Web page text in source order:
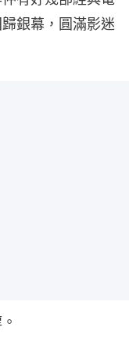
銀幕，圓滿影迷